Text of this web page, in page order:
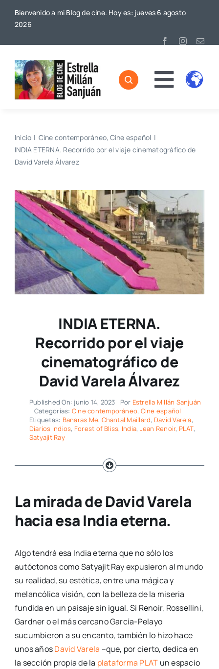
Bienvenido a mi Blog de cine. Hoy es: jueves 6 agosto
2026
Contacto
Inicio Cine contemporáneo Cine español
INDIA ETERNA. Recorrido por el viaje cinematográfico de
David Varela Álvarez
INDIA ETERNA.
Recorrido por el viaje
cinematográfico de
David Varela Álvarez
Published On: junio 14, 2023 Por Estrella Millán Sanjuán
Categorías: Cine contemporáneo, Cine español
Etiquetas: Banaras Me, Chantal Maillard, David Varela,
Diarios indios, Forest of Bliss, India, Jean Renoir, PLAT,
Satyajit Ray
La mirada de David Varela
hacia esa India eterna.
Algo tendrá esa India eterna que no sólo los
autóctonos como Satyajit Ray expusieron al mundo
su realidad, su estética, entre una mágica y
melancólica visión, con la belleza de la miseria
fundida en un paisaje sin igual. Si Renoir, Rossellini,
Gardner o el más cercano García-Pelayo
sucumbieron a su encanto, también lo hizo hace
unos añosDavid Varela –que, por cierto, dedica en
la sección propia de la plataforma PLAT un espacio